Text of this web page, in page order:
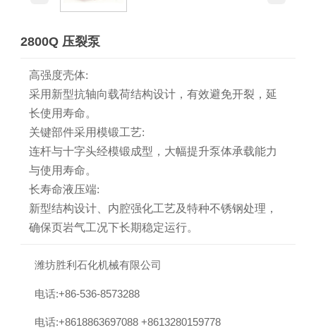
2800Q 压裂泵
高强度壳体:
采用新型抗轴向载荷结构设计，有效避免开裂，延
长使用寿命。
关键部件采用模锻工艺:
连杆与十字头经模锻成型，大幅提升泵体承载能力
与使用寿命。
长寿命液压端:
新型结构设计、内腔强化工艺及特种不锈钢处理，
确保页岩气工况下长期稳定运行。
潍坊胜利石化机械有限公司
电话:+86-536-8573288
电话:+8618863697088 +8613280159778